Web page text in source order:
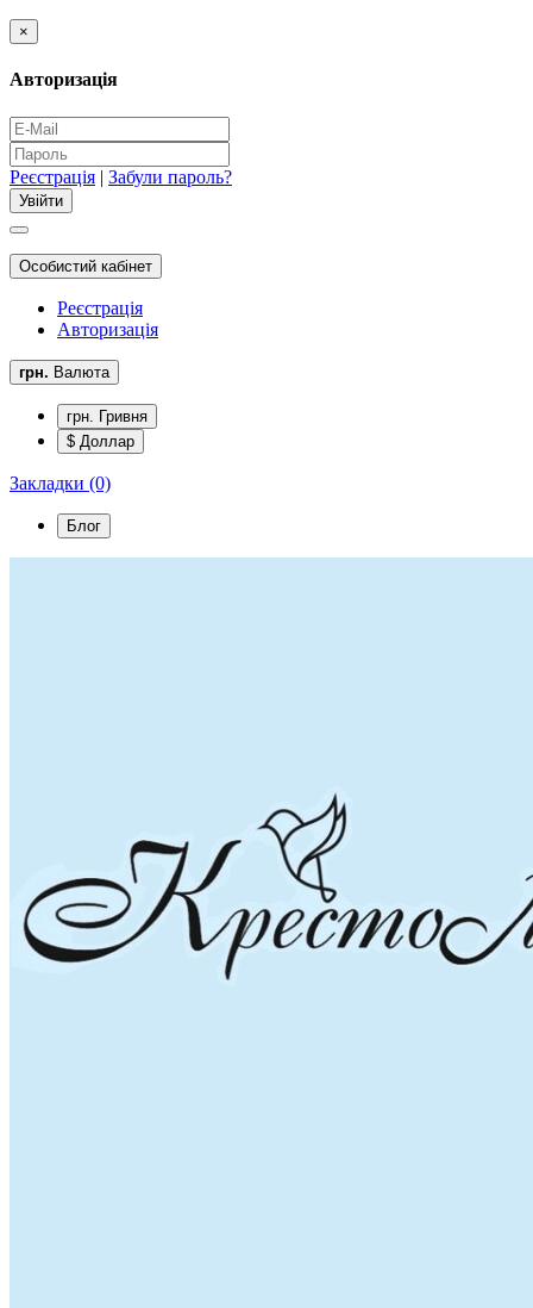
×
Авторизація
Реєстрація | Забули пароль?
Особистий кабінет
Реєстрація
Авторизація
грн. Валюта
грн. Гривня
$ Доллар
Закладки (0)
Блог